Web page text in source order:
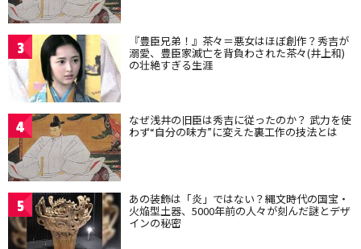
3 『豊臣兄弟！』茶々＝悪女はほぼ創作？秀吉が
溺愛、豊臣家滅亡を背負わされた茶々(井上和)
の壮絶すぎる生涯
4 なぜ浅井の旧臣は秀吉に従ったのか？ 武力を使
わず“自分の味方”に変えた裏工作の技法とは
5 あの装飾は「炎」ではない？縄文時代の国宝・
火焔型土器、5000年前の人々が刻んだ謎とデザ
インの秘密